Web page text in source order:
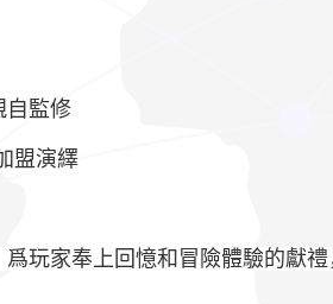
自監修
盟演繹
玩家奉上回憶和冒險體驗的獻